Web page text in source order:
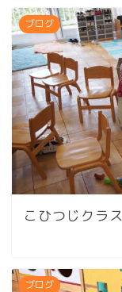
ブログ
こひつじクラス
ブログ